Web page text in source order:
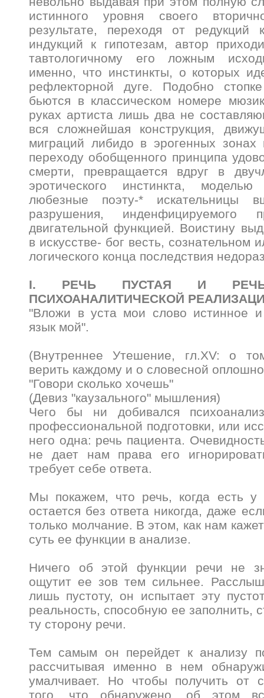
истинного уровня своего
результате, переходя от
индукций к гипотезам, автор
тавтологичному его ложным
именно, что инстинкты, о которых
рефлекторной дуге. Подобно
бьются в классическом номере
руках артиста лишь два не
вся сложнейшая конструкция,
миграций либидо в эрогенных зонах
переходу обобщенного принципа
смерти, превращается вдруг в
эротического инстинкта,
любезные поэту-* искательницы
разрушения, инденфицируемого
двигательной функцией. Воистину
в искусстве- бог весть, сознательном
логического конца последствия
I. РЕЧЬ ПУСТАЯ И
ПСИХОАНАЛИТИЧЕСКОЙ
"Вложи в уста мои слово истинное
язык мой".
(Внутреннее Утешение, гл.XV: о
верить каждому и о словесной
"Говори сколько хочешь"
(Девиз "каузального" мышления)
Чего бы ни добивался
профессиональной подготовки, или
него одна: речь пациента.
не дает нам права его
требует себе ответа.
Мы покажем, что речь, когда есть у
остается без ответа никогда, даже
только молчание. В этом, как нам
суть ее функции в анализе.
Ничего об этой функции речи не
ощутит ее зов тем сильнее.
лишь пустоту, он испытает эту
реальность, способную ее заполнить,
ту сторону речи.
Тем самым он перейдет к анализу
рассчитывая именно в нем
умалчивает. Но чтобы получить от
того, что обнаружено, об этом